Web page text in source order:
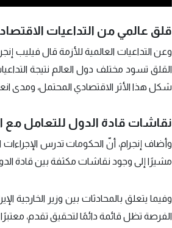
قلق عالمي من التداعيات
وعن التداعيات العالمية للأزمة قال فيليب
القلق تسود مختلف دول العالم نتيجة
شكل هذا الأثر الاقتصادي المحتمل، ومدى
نقاشات قادة الدول للتعامل مع
وأضاف إنجرام، أنّ الحكومات تدرس الإجراءات
مشيرًا إلى وجود نقاشات مكثفة بين قادة
وفيما يتعلق بالمحادثات بين وزير الخارجية
الفرصة تظل قائمة دائمًا لتحقيق تقدم، معتبرًا